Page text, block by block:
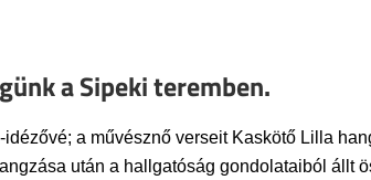
a Sipeki teremben.
a művésznő verseit Kaskötő Lilla
után a hallgatóság gondolataiból állt